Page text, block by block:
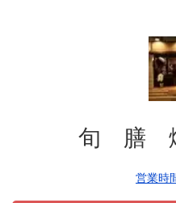
旬 膳
営業時